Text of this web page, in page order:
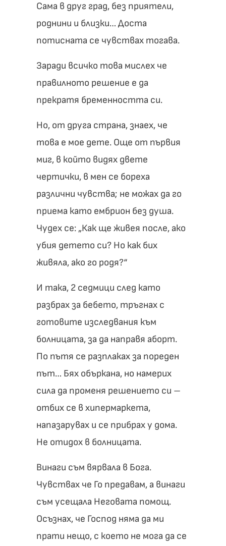
Сама в друг град, без приятели,
роднини и близки… Доста
потисната се чувствах тогава.
Заради всичко това мислех че
правилното решение е да
прекратя бременността си.
Но, от друга страна, знаех, че
това е мое дете. Още от първия
миг, в който видях двете
чертички, в мен се бореха
различни чувства; не можах да го
приема като ембрион без душа.
Чудех се: „Как ще живея после, ако
убия детето си? Но как бих
живяла, ако го родя?“
И така, 2 седмици след като
разбрах за бебето, тръгнах с
готовите изследвания към
болницата, за да направя аборт.
По пътя се разплаках за пореден
път… Бях объркана, но намерих
сила да променя решението си –
отбих се в хипермаркета,
напазарувах и се прибрах у дома.
Не отидох в болницата.
Винаги съм вярвала в Бога.
Чувствах че Го предавам, а винаги
съм усещала Неговата помощ.
Осъзнах, че Господ няма да ми
прати нещо, с което не мога да се